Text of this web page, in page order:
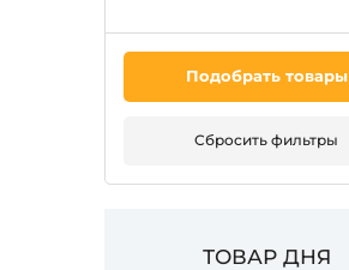
Подобрать товары
Сбросить фильтры
ТОВАР ДНЯ